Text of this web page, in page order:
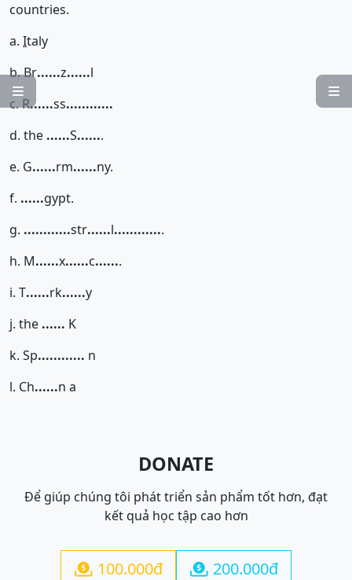


countries.
a. Italy
b. Br......z......l
c. R......ss............
d. the ......S.......
e. G......rm......ny.
f. ......gypt.
g. ............str......l.............
h. M......x......c.......
i. T......rk......y
j. the ...... K
k. Sp............ n
l. Ch......n a
DONATE
Để giúp chúng tôi phát triển sản phẩm tốt hơn, đạt
kết quả học tập cao hơn
 100.000đ  200.000đ